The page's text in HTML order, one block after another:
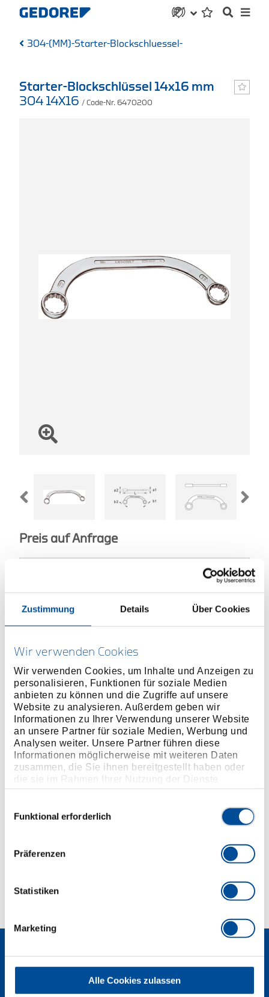
Zustimmung Details Über Cookies
Wir verwenden Cookies
Wir verwenden Cookies, um Inhalte und Anzeigen zu
personalisieren, Funktionen für soziale Medien
anbieten zu können und die Zugriffe auf unsere
Website zu analysieren. Außerdem geben wir
Informationen zu Ihrer Verwendung unserer Website
an unsere Partner für soziale Medien, Werbung und
Analysen weiter. Unsere Partner führen diese
Informationen möglicherweise mit weiteren Daten
zusammen, die Sie ihnen bereitgestellt haben oder
die sie im Rahmen Ihrer Nutzung der Dienste
gesammelt haben. Unsere vollständige
Funktional erforderlich
Präferenzen
Statistiken
Marketing
Alle Cookies zulassen
304-(MM)-Starter-Blockschluessel-
Starter-Blockschlüssel 14x16 mm
304 14X16 / Code-Nr. 6470200
Preis auf Anfrage
ONLINE KAUFEN
HÄNDLER FINDEN
Produktlinie EAN4010886647028
Produktbeschreibung
Mit dünnwandigen Ringen
Vanadium-Stahl 31CrV3, verchromt
Für das Arbeiten in extrem schwer zugänglichen
Platzverhältnissen
Abmessungen und Gewichte
Lieferumfang